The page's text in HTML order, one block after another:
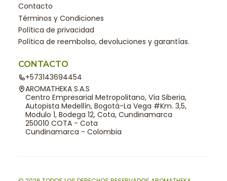
Contacto
Términos y Condiciones
Política de privacidad
Política de reembolso, devoluciones y garantías.
CONTACTO
+573143694454
AROMATHEKA S.A.S
Centro Empresarial Metropolitano, Vía Siberia,
Autopista Medellín, Bogotá-La Vega #Km. 3,5,
Modulo 1, Bodega 12, Cota, Cundinamarca
250010 COTA - Cota
Cundinamarca - Colombia